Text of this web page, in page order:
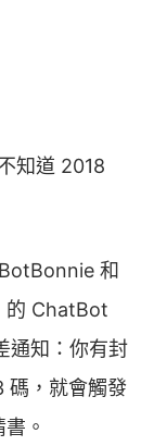
知道 2018
和
的 ChatBot
通知：你有封
碼，就會觸發
。